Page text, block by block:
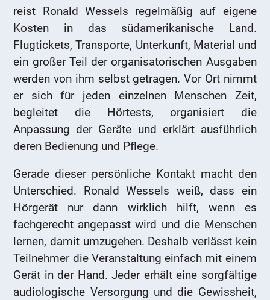
reist Ronald Wessels regelmäßig auf eigene
Kosten in das südamerikanische Land.
Flugtickets, Transporte, Unterkunft, Material und
ein großer Teil der organisatorischen Ausgaben
werden von ihm selbst getragen. Vor Ort nimmt
er sich für jeden einzelnen Menschen Zeit,
begleitet die Hörtests, organisiert die
Anpassung der Geräte und erklärt ausführlich
deren Bedienung und Pflege.
Gerade dieser persönliche Kontakt macht den
Unterschied. Ronald Wessels weiß, dass ein
Hörgerät nur dann wirklich hilft, wenn es
fachgerecht angepasst wird und die Menschen
lernen, damit umzugehen. Deshalb verlässt kein
Teilnehmer die Veranstaltung einfach mit einem
Gerät in der Hand. Jeder erhält eine sorgfältige
audiologische Versorgung und die Gewissheit,